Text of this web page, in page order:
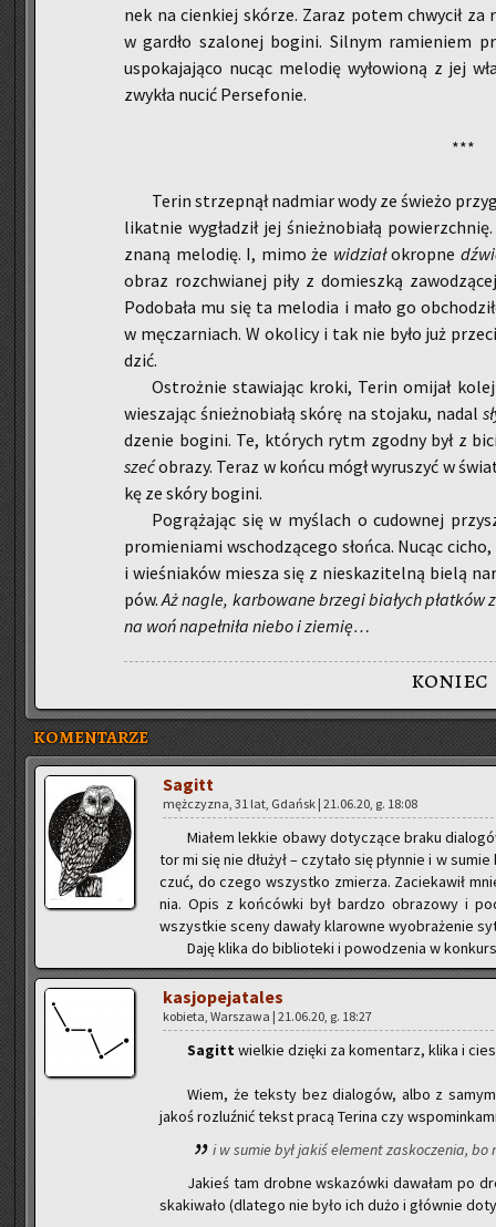
nek na cien­kiej skó­rze. Zaraz potem chwy­cił
w gar­dło sza­lo­nej bo­gi­ni. Sil­nym ra­mie­niem
uspo­ka­ja­ją­co nucąc me­lo­dię wy­ło­wio­ną z jej
zwy­kła nucić Per­se­fo­nie.
***
Terin strzep­nął nad­miar wody ze świe­żo
li­kat­nie wy­gła­dził jej śnież­no­bia­łą
zna­ną me­lo­dię. I, mimo że wi­działokrop­ne
obraz roz­chwia­nej piły z do­miesz­ką
Po­do­ba­ła mu się ta me­lo­dia i mało go
w mę­czar­niach. W oko­li­cy i tak nie było już
dzić.
Ostroż­nie sta­wia­jąc kroki, Terin omi­jał
wie­sza­jąc śnież­no­bia­łą skórę na sto­ja­ku, nadal
dze­nie bo­gi­ni. Te, któ­rych rytm zgod­ny był z
szećob­ra­zy. Teraz w końcu mógł wy­ru­szyć w
kę ze skóry bo­gi­ni.
Po­grą­ża­jąc się w my­ślach o cu­dow­nej
pro­mie­nia­mi wscho­dzą­ce­go słoń­ca. Nucąc
i wie­śnia­ków mie­sza się z nie­ska­zi­tel­ną bielą
pów.Aż nagle, kar­bo­wa­ne brze­gi bia­łych płat­ków
na woń na­peł­ni­ła niebo i zie­mię…
koniec
KOMENTARZE
Sa­gitt
męż­czy­zna, 31 lat, Gdańsk | 21.06.20, g. 18:08
Mia­łem lek­kie obawy do­ty­czą­ce braku
tor mi się nie dłu­żył – czy­ta­ło się płyn­nie i w
czuć, do czego wszyst­ko zmie­rza. Za­cie­ka­wił
nia. Opis z koń­ców­ki był bar­dzo ob­ra­zo­wy i
wszyst­kie sceny da­wa­ły kla­row­ne wy­obra­że­nie
Daję klika do bi­blio­te­ki i po­wo­dze­nia w
ka­sjo­pe­ja­ta­les
ko­bie­ta, War­sza­wa | 21.06.20, g. 18:27
Sa­gittwiel­kie dzię­ki za ko­men­tarz, klika i
Wiem, że tek­sty bez dia­lo­gów, albo z
jakoś roz­luź­nić tekst pracą Te­ri­na czy
i w sumie był jakiś ele­ment za­sko­cze­nia, bo
Ja­kieś tam drob­ne wska­zów­ki da­wa­łam po
ska­ki­wa­ło (dla­te­go nie było ich dużo i głów­nie